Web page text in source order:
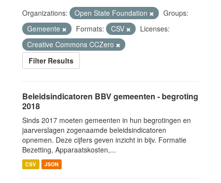
Organizations: Open State Foundation
Groups:
Gemeente
Formats: CSV
Licenses:
Creative Commons CCZero
Filter Results
Beleidsindicatoren BBV gemeenten - begroting
2018
Sinds 2017 moeten gemeenten in hun begrotingen en
jaarverslagen zogenaamde beleidsindicatoren
opnemen. Deze cijfers geven inzicht in bijv. Formatie
Bezetting, Apparaatskosten,...
CSV JSON